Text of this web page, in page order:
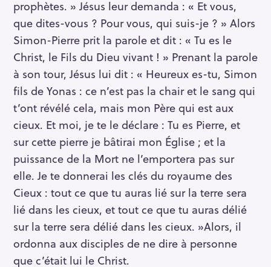
prophètes. » Jésus leur demanda : « Et vous,
que dites-vous ? Pour vous, qui suis-je ? » Alors
Simon-Pierre prit la parole et dit : « Tu es le
Christ, le Fils du Dieu vivant ! » Prenant la parole
à son tour, Jésus lui dit : « Heureux es-tu, Simon
fils de Yonas : ce n’est pas la chair et le sang qui
t’ont révélé cela, mais mon Père qui est aux
cieux. Et moi, je te le déclare : Tu es Pierre, et
sur cette pierre je bâtirai mon Église ; et la
puissance de la Mort ne l’emportera pas sur
elle. Je te donnerai les clés du royaume des
Cieux : tout ce que tu auras lié sur la terre sera
lié dans les cieux, et tout ce que tu auras délié
sur la terre sera délié dans les cieux. »Alors, il
ordonna aux disciples de ne dire à personne
que c’était lui le Christ.